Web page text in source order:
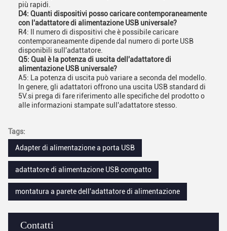
Contatti
più rapidi.
D4: Quanti dispositivi posso caricare contemporaneamente
con l'adattatore di alimentazione USB universale?
R4: Il numero di dispositivi che è possibile caricare
contemporaneamente dipende dal numero di porte USB
disponibili sull'adattatore.
Q5: Qual è la potenza di uscita dell'adattatore di
alimentazione USB universale?
A5: La potenza di uscita può variare a seconda del modello.
In genere, gli adattatori offrono una uscita USB standard di
5V.si prega di fare riferimento alle specifiche del prodotto o
alle informazioni stampate sull'adattatore stesso.
Tags:
Adapter di alimentazione a porta USB
adattatore di alimentazione USB compatto
montatura a parete dell'adattatore di alimentazione